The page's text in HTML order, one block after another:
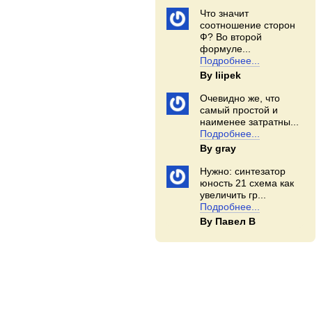
Что значит
соотношение сторон
Ф? Во второй
формуле...
Подробнее...
By Iiipek
Очевидно же, что
самый простой и
наименее затратны...
Подробнее...
By gray
Нужно: синтезатор
юность 21 схема как
увеличить гр...
Подробнее...
By Павел В